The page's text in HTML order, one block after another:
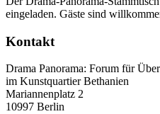
eingeladen. Gäste sind
Kontakt
Drama Panorama: Forum für
im Kunstquartier Bethanien
Mariannenplatz 2
10997 Berlin